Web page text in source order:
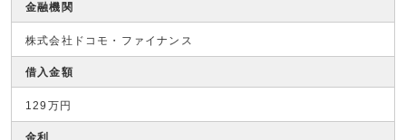
金融機関
株式会社ドコモ・ファイナンス
借入金額
129万円
金利